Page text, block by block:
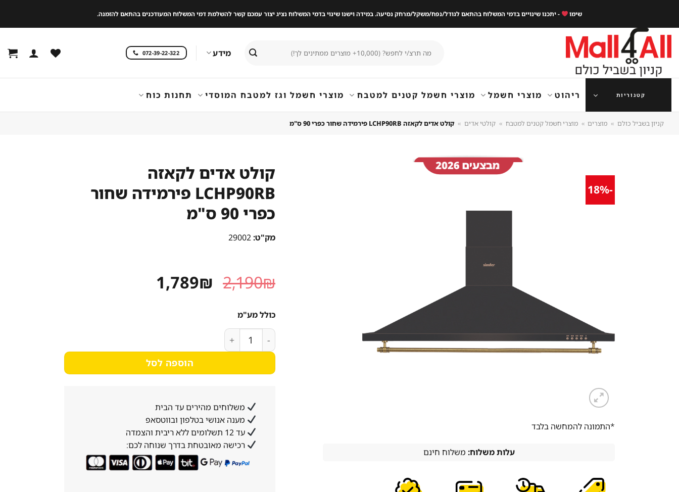
content
שימו - יתכנו שינויים בדמי המשלוח בהתאם לגודל/נפח/משקל/מרחק נסיעה. במידה וישנו שינוי בדמי המשלוח נציג יצור עמכם קשר להשלמת דמי המשלוח המעודכנים בהתאם להזמנה.
עבור:
מידע 072-39-22-322
קטגוריות ריהוט מוצרי חשמל מוצרי חשמל קטנים למטבח מוצרי חשמל וגז למטבח המוסדי תחנות כוח
קניון בשביל כולם » מוצרים » מוצרי חשמל קטנים למטבח » קולטי אדים » קולט אדים לקאזה LCHP90RB פירמידה שחור כפרי 90 ס"מ
-18%
*התמונה להמחשה בלבד
עלות משלוח: משלוח חינם
קולט אדים לקאזה
LCHP90RB פירמידה שחור
כפרי 90 ס"מ
מק"ט:
2,190₪ המחיר
המקורי
1,789₪
כולל מע"מ
כמות של קולט אדים לקאזה LCHP90RB פירמידה שחור כפרי 90 ס"מ
הוספה לסל
משלוחים מהירים עד הבית
מענה אנושי בטלפון ובווטסאפ
עד 12 תשלומים ללא ריבית והצמדה
רכישה מאובטחת בדרך שנוחה לכם: